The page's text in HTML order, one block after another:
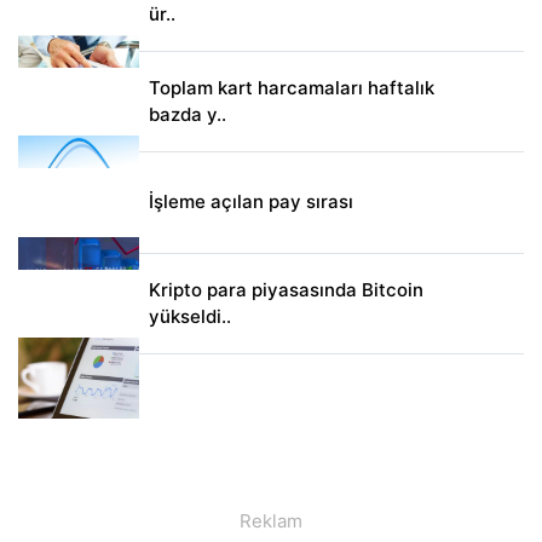
ür..
Toplam kart harcamaları haftalık
bazda y..
İşleme açılan pay sırası
Kripto para piyasasında Bitcoin
yükseldi..